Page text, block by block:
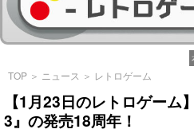
TOP ＞ ニュース ＞ レトロゲーム
【1月23日のレトロゲー
3』の発売18周年！